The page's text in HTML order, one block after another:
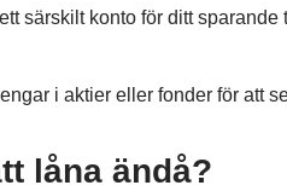
särskilt konto för ditt
i aktier eller fonder för att
låna ändå?